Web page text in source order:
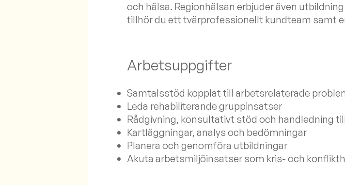
och hälsa. Regionhälsan erbjuder även
tillhör du ett tvärprofessionellt kundteam samt
Arbetsuppgifter
Samtalsstöd kopplat till arbetsrelaterade
Leda rehabiliterande gruppinsatser
Rådgivning, konsultativt stöd och handledning
Kartläggningar, analys och bedömningar
Planera och genomföra utbildningar
Akuta arbetsmiljöinsatser som kris- och